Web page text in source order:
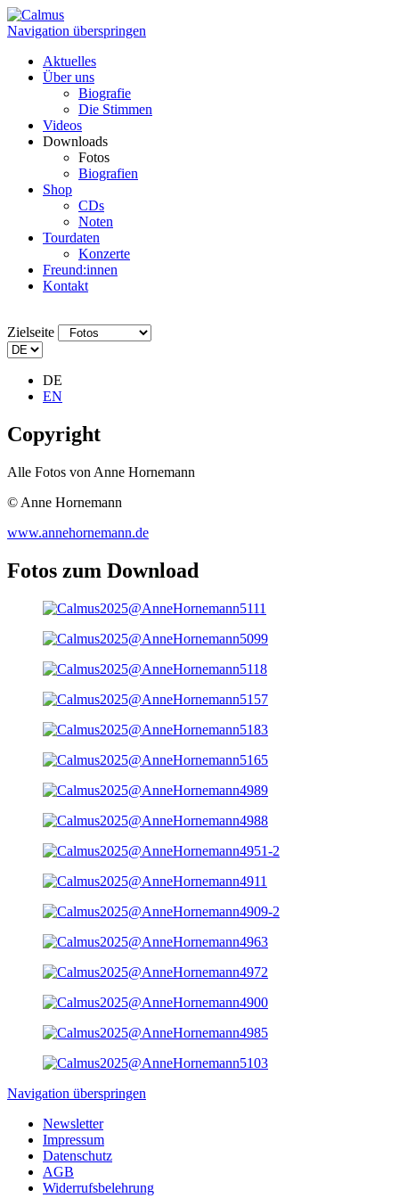
Navigation überspringen
Aktuelles
Über uns
Biografie
Die Stimmen
Videos
Downloads
Fotos
Biografien
Shop
CDs
Noten
Tourdaten
Konzerte
Freund:innen
Kontakt
Zielseite
DE
EN
Copyright
Alle Fotos von Anne Hornemann
© Anne Hornemann
www.annehornemann.de
Fotos zum Download
Navigation überspringen
Newsletter
Impressum
Datenschutz
AGB
Widerrufsbelehrung